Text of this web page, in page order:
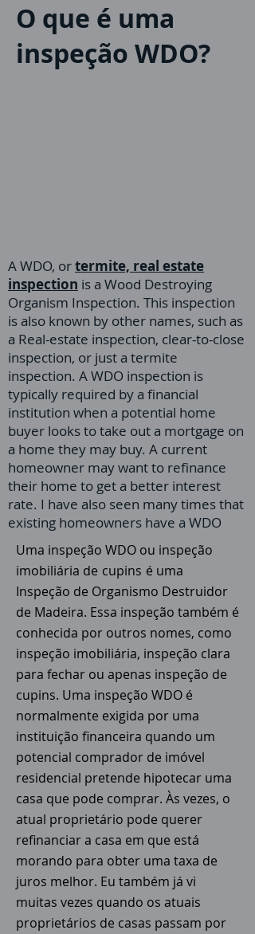
O que é uma
inspeção WDO?
A WDO, ortermite, real estate
inspection is a Wood Destroying
Organism Inspection. This inspection
is also known by other names, such as
a Real-estate inspection, clear-to-close
inspection, or just a termite
inspection. A WDO inspection is
typically required by a financial
institution when a potential home
buyer looks to take out a mortgage on
a home they may buy. A current
homeowner may want to refinance
their home to get a better interest
rate. I have also seen many times that
existing homeowners have a WDO
Uma inspeção WDO ou inspeção
imobiliária de cupins é uma
Inspeção de Organismo Destruidor
de Madeira. Essa inspeção também é
conhecida por outros nomes, como
inspeção imobiliária, inspeção clara
para fechar ou apenas inspeção de
cupins. Uma inspeção WDO é
normalmente exigida por uma
instituição financeira quando um
potencial comprador de imóvel
residencial pretende hipotecar uma
casa que pode comprar. Às vezes, o
atual proprietário pode querer
refinanciar a casa em que está
morando para obter uma taxa de
juros melhor. Eu também já vi
muitas vezes quando os atuais
proprietários de casas passam por